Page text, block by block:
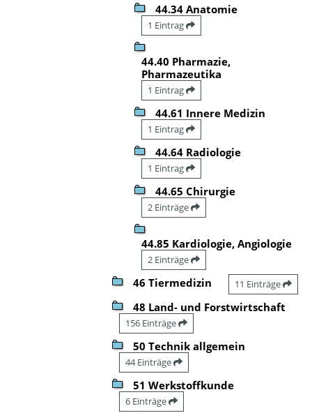
44.34 Anatomie
1 Eintrag
44.40 Pharmazie,
Pharmazeutika
1 Eintrag
44.61 Innere Medizin
1 Eintrag
44.64 Radiologie
1 Eintrag
44.65 Chirurgie
2 Einträge
44.85 Kardiologie, Angiologie
2 Einträge
46 Tiermedizin 11 Einträge
48 Land- und Forstwirtschaft
156 Einträge
50 Technik allgemein
44 Einträge
51 Werkstoffkunde
6 Einträge